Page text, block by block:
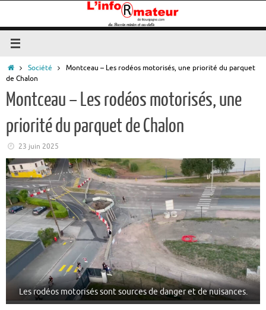
contenu
Accueil
Société
Montceau – Les rodéos motorisés, une priorité du parquet
de Chalon
Montceau – Les rodéos motorisés, une
priorité du parquet de Chalon
23 juin 2025
Les rodéos motorisés sont sources de danger et de nuisances.